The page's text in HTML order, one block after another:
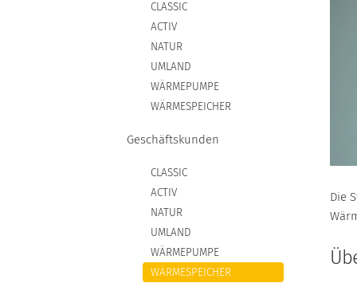
LOCAL ENERGY VERBUND
STROMKENNZEICHNUNG
MARKTPARTNER
NETZANSCHLUSS
CLASSIC
ACTIV
NATUR
UMLAND
WÄRMEPUMPE
WÄRMESPEICHER
Geschäftskunden
CLASSIC
ACTIV
NATUR
UMLAND
WÄRMEPUMPE
WÄRMESPEICHER
Die